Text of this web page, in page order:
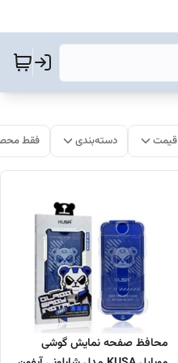
قیمت دسته‌بندی فقط
محافظ صفحه نمایش گوشی